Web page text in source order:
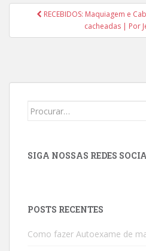
Navegação
Post
RECEBIDOS: Maquiagem e
cacheadas | Por
Search
SIGA NOSSAS REDES
POSTS RECENTES
Como fazer Autoexame de